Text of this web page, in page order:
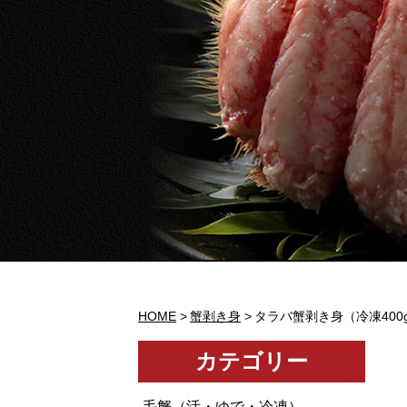
HOME 蟹剥き身 タラバ蟹剥き身（冷凍
カテゴリー